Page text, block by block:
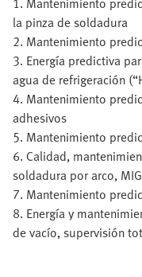
la pinza de soldadura
2. Mantenimiento
3. Energía predictiva
agua de refrigeración
4. Mantenimiento
adhesivos
5. Mantenimiento
6. Calidad,
soldadura por arco,
7. Mantenimiento
8. Energía y
de vacío, supervisión